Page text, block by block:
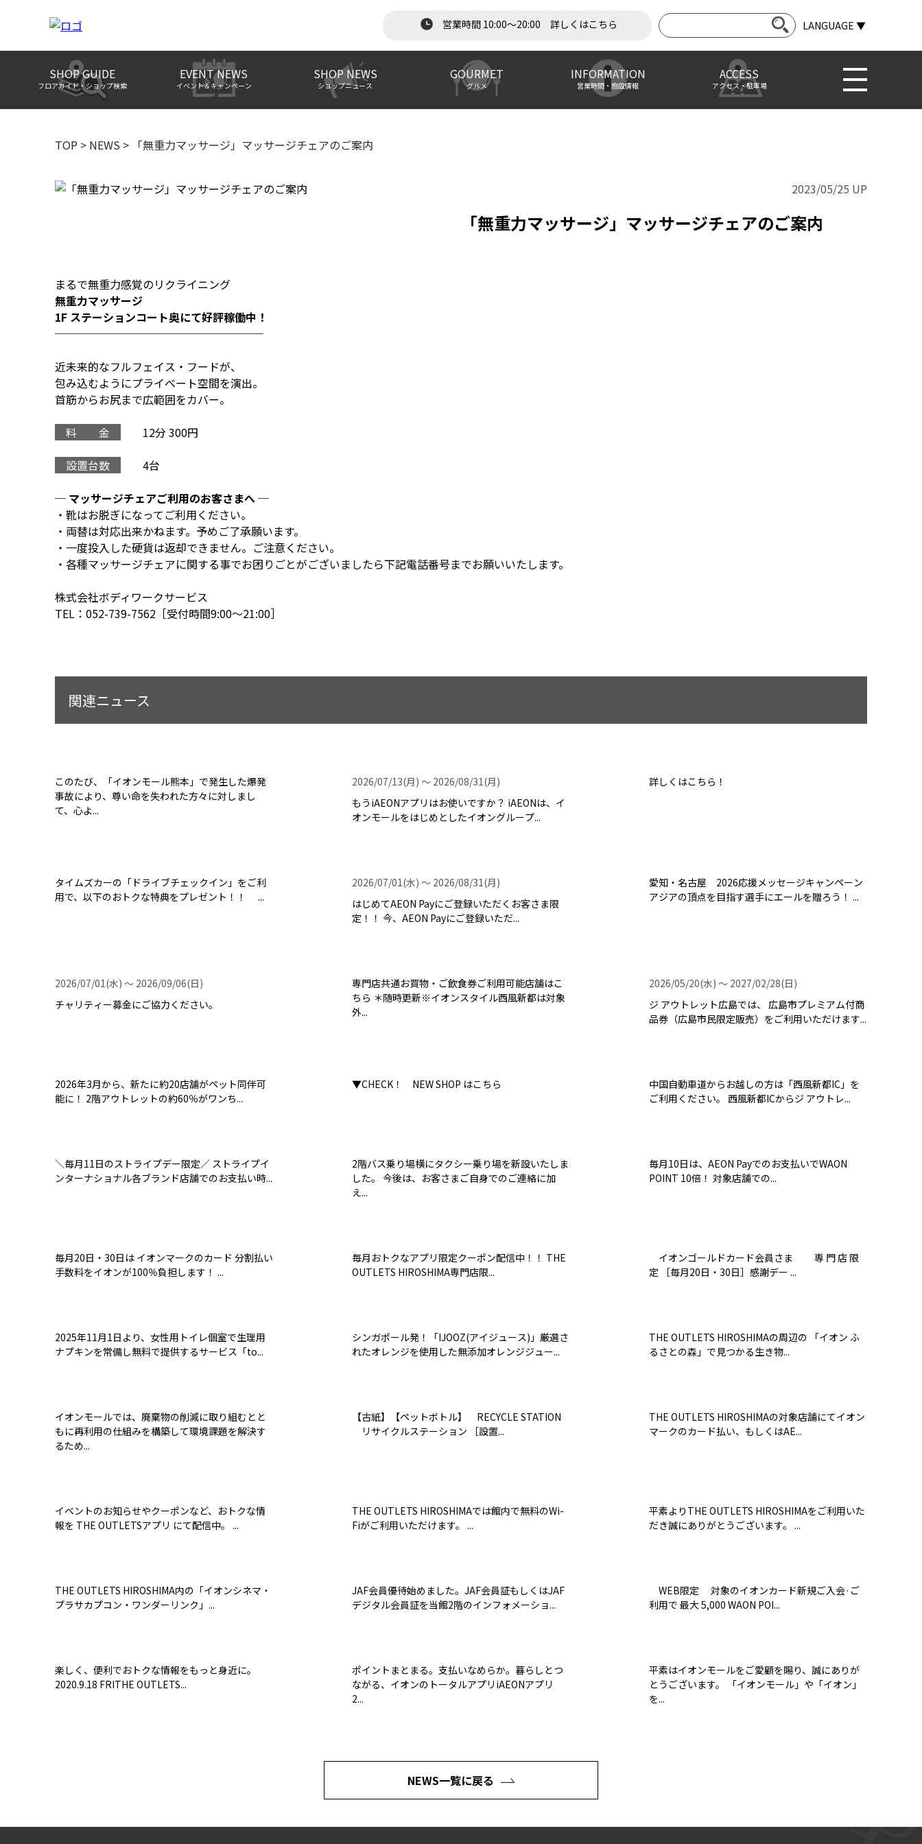
営業時間 10:00～20:00 詳しくはこちら LANGUAGE ▼
SHOP GUIDE
フロアガイド・ショップ検索
EVENT NEWS
イベント＆キャンペーン
SHOP NEWS
ショップニュース
GOURMET
グルメ
INFORMATION
営業時間・施設情報
ACCESS
アクセス・駐車場
TOP > NEWS > 「無重力マッサージ」マッサージチェアのご案内
2023/05/25 UP
「無重力マッサージ」マッサージチェアのご案内
まるで無重力感覚のリクライニング
無重力マッサージ
1F ステーションコート奥にて好評稼働中！
───────────────────
近未来的なフルフェイス・フードが、
包み込むようにプライベート空間を演出。
首筋からお尻まで広範囲をカバー。
料 金
12分 300円
設置台数
4台
─ マッサージチェアご利用のお客さまへ ─
・靴はお脱ぎになってご利用ください。
・両替は対応出来かねます。予めご了承願います。
・一度投入した硬貨は返却できません。ご注意ください。
・各種マッサージチェアに関する事でお困りごとがございましたら下記電話番号までお願いいたします。
株式会社ボディワークサービス
TEL：052-739-7562［受付時間9:00～21:00］
関連ニュース
このたび、「イオンモール熊本」で発生した爆発
事故により、尊い命を失われた方々に対しまし
て、心よ...
2026/07/13(月) 〜 2026/08/31(月)
もうiAEONアプリはお使いですか？ iAEONは、イ
オンモールをはじめとしたイオングループ...
詳しくはこちら！
タイムズカーの「ドライブチェックイン」をご利
用で、以下のおトクな特典をプレゼント！！ ...
2026/07/01(水) 〜 2026/08/31(月)
はじめてAEON Payにご登録いただくお客さま限
定！！ 今、AEON Payにご登録いただ...
愛知・名古屋 2026応援メッセージキャンペーン
アジアの頂点を目指す選手にエールを贈ろう！ ...
2026/07/01(水) 〜 2026/09/06(日)
チャリティー募金にご協力ください。
専門店共通お買物・ご飲食券ご利用可能店舗はこ
ちら ＊随時更新※イオンスタイル西風新都は対象
外...
2026/05/20(水) 〜 2027/02/28(日)
ジ アウトレット広島では、 広島市プレミアム付商
品券（広島市民限定販売）をご利用いただけます...
2026年3月から、新たに約20店舗がペット同伴可
能に！ 2階アウトレットの約60％がワンち...
▼CHECK！ NEW SHOP はこちら
中国自動車道からお越しの方は「西風新都IC」を
ご利用ください。 西風新都ICからジ アウトレ...
＼毎月11日のストライプデー限定／ ストライプイ
ンターナショナル各ブランド店舗でのお支払い時...
2階バス乗り場横にタクシー乗り場を新設いたしま
した。 今後は、お客さまご自身でのご連絡に加
え...
毎月10日は、AEON Payでのお支払いでWAON
POINT 10倍！ 対象店舗での...
毎月20日・30日は イオンマークのカード 分割払い
手数料をイオンが100％負担します！ ...
毎月おトクなアプリ限定クーポン配信中！！ THE
OUTLETS HIROSHIMA専門店限...
イオンゴールドカード会員さま 専 門 店 限
定 ［毎月20日・30日］感謝デー ...
2025年11月1日より、女性用トイレ個室で生理用
ナプキンを常備し無料で提供するサービス「to...
シンガポール発！「IJOOZ(アイジュース)」厳選さ
れたオレンジを使用した無添加オレンジジュー...
THE OUTLETS HIROSHIMAの周辺の 「イオン ふ
るさとの森」で見つかる生き物...
イオンモールでは、廃棄物の削減に取り組むとと
もに再利用の仕組みを構築して環境課題を解決す
るため...
【古紙】【ペットボトル】 RECYCLE STATION
リサイクルステーション ［設置...
THE OUTLETS HIROSHIMAの対象店舗にてイオン
マークのカード払い、もしくはAE...
イベントのお知らせやクーポンなど、おトクな情
報を THE OUTLETSアプリ にて配信中。 ...
THE OUTLETS HIROSHIMAでは館内で無料のWi-
Fiがご利用いただけます。 ...
平素よりTHE OUTLETS HIROSHIMAをご利用いた
だき誠にありがとうございます。 ...
THE OUTLETS HIROSHIMA内の「イオンシネマ・
プラサカプコン・ワンダーリンク」...
JAF会員優待始めました。JAF会員証もしくはJAF
デジタル会員証を当館2階のインフォメーショ...
WEB限定 対象のイオンカード新規ご入会·ご
利用で 最大 5,000 WAON POI...
楽しく、便利でおトクな情報をもっと身近に。
2020.9.18 FRITHE OUTLETS...
ポイントまとまる。支払いなめらか。暮らしとつ
ながる、イオンのトータルアプリiAEONアプリ
2...
平素はイオンモールをご愛顧を賜り、誠にありが
とうございます。 「イオンモール」や「イオン」
を...
NEWS一覧に戻る